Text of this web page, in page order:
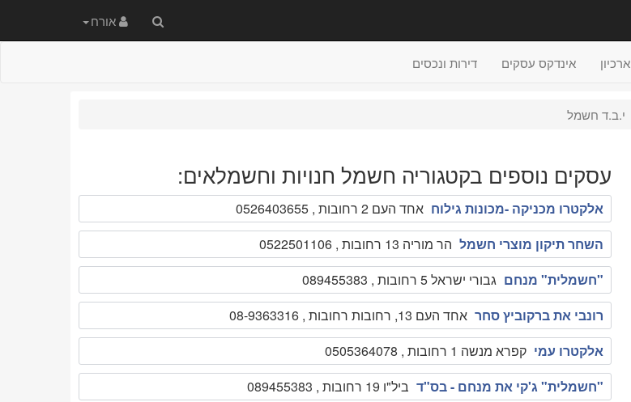
חיפוש
באתר
אורח
ארכיון אינדקס עסקים דירות ונכסים
י.ב.ד חשמל
עסקים נוספים בקטגוריה חשמל חנויות וחשמלאים:
אלקטרו מכניקה -מכונות גילוח אחד העם 2 רחובות , 0526403655
השחר תיקון מוצרי חשמל הר מוריה 13 רחובות , 0522501106
"חשמלית" מנחם גבורי ישראל 5 רחובות , 089455383
רונבי את ברקוביץ סחר אחד העם 13, רחובות רחובות , 08-9363316
אלקטרו עמי קפרא מנשה 1 רחובות , 0505364078
"חשמלית" ג'קי את מנחם - בס"ד ביל"ו 19 רחובות , 089455383